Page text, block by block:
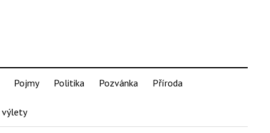
Pojmy Politika Pozvánka Příroda
výlety